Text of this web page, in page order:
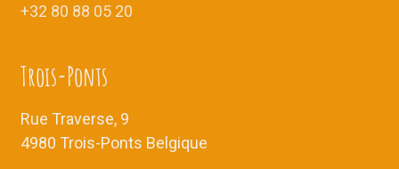
+32 80 88 05 20
Trois-Ponts
Rue Traverse, 9
4980 Trois-Ponts Belgique